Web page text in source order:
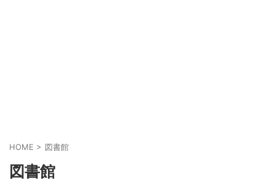
HOME > 図書館
図書館